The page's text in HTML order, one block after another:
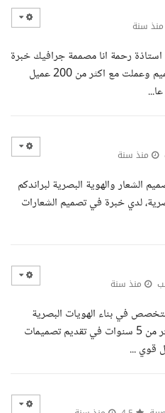
منذ سنة
استاذة رحمة انا مصممة جرافيك خبرة
اكثر من 10 سنوات في مجال التصميم وعملت مع اكثر من 200 عميل
منذ سنة
الشعار والهوية البصرية لبراندكم
لدي خبرة في تصميم الشعارات
منذ سنة
في بناء الهويات البصرية
وتصميم السوشيال ميديا، بخبرة أكتر من 5 سنوات في تقديم تصميمات
قوي ...